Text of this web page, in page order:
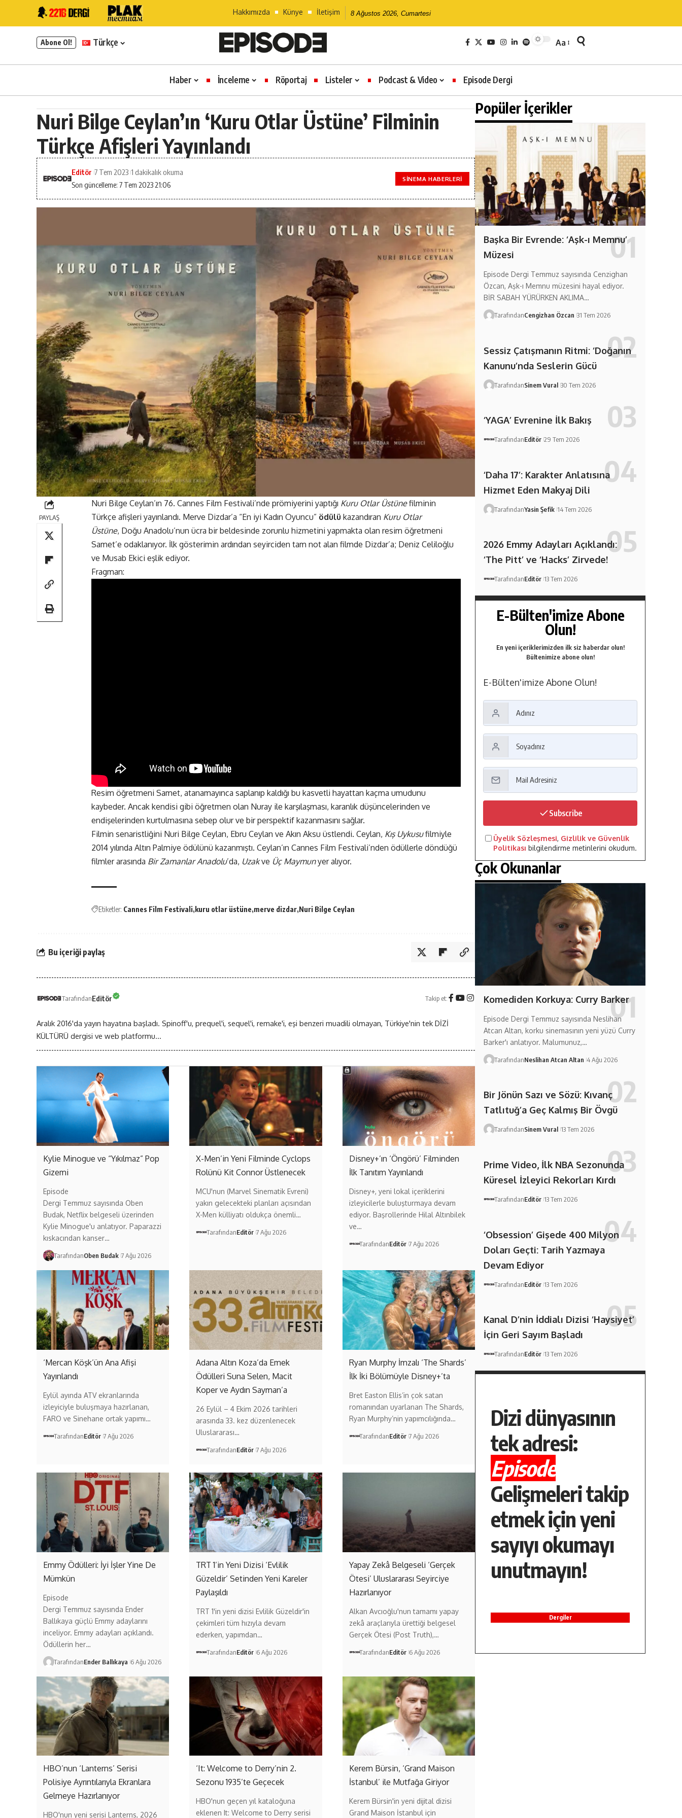
Hakkımızda Künye İletişim 8 Ağustos 2026, Cumartesi
Abone Ol! Türkçe Aa
Haber İnceleme Röportaj Listeler Podcast & Video Episode Dergi
Nuri Bilge Ceylan’ın ‘Kuru Otlar Üstüne’ Filminin
Türkçe Afişleri Yayınlandı
Son güncelleme: 7 Tem 2023 21:06
Editör 7 Tem 2023 1 dakikalık okuma
SINEMA HABERLERI
PAYLAŞ
Nuri Bilge Ceylan’ın 76. Cannes Film Festivali’nde prömiyerini yaptığı Kuru Otlar Üstünefilminin
Türkçe afişleri yayınlandı. Merve Dizdar’a “En iyi Kadın Oyuncu” ödülü kazandıran Kuru Otlar
Üstüne, Doğu Anadolu’nun ücra bir beldesinde zorunlu hizmetini yapmakta olan resim öğretmeni
Samet’e odaklanıyor. İlk gösterimin ardından seyirciden tam not alan filmde Dizdar’a; Deniz Celiloğlu
ve Musab Ekici eşlik ediyor.
Fragman:
Resim öğretmeni Samet, atanamayınca saplanıp kaldığı bu kasvetli hayattan kaçma umudunu
kaybeder. Ancak kendisi gibi öğretmen olan Nuray ile karşılaşması, karanlık düşüncelerinden ve
endişelerinden kurtulmasına sebep olur ve bir perspektif kazanmasını sağlar.
Filmin senaristliğini Nuri Bilge Ceylan, Ebru Ceylan ve Akın Aksu üstlendi. Ceylan, Kış Uykusufilmiyle
2014 yılında Altın Palmiye ödülünü kazanmıştı. Ceylan’ın Cannes Film Festivali’nden ödüllerle döndüğü
filmler arasında Bir Zamanlar Anadolu’da, Uzakve Üç Maymunyer alıyor.
Etiketler: Cannes Film Festivali kuru otlar üstüne merve dizdar Nuri Bilge Ceylan
Bu içeriği paylaş
TarafındanEditör Takip et:
Aralık 2016'da yayın hayatına başladı. Spinoff'u, prequel'i, sequel'i, remake'i, eşi benzeri muadili olmayan, Türkiye'nin tek DİZİ
KÜLTÜRÜ dergisi ve web platformu...
Kylie Minogue ve “Yıkılmaz” Pop
Gizemi
Episode
Dergi Temmuz sayısında Oben
Budak, Netflix belgeseli üzerinden
Kylie Minogue'u anlatıyor. Paparazzi
kıskacından kanser…
TarafındanOben Budak 7 Ağu 2026
X-Men’in Yeni Filminde Cyclops
Rolünü Kit Connor Üstlenecek
MCU'nun (Marvel Sinematik Evreni)
yakın gelecekteki planları açısından
X-Men külliyatı oldukça önemli…
TarafındanEditör 7 Ağu 2026
Disney+’ın ‘Öngörü’ Filminden
İlk Tanıtım Yayınlandı
Disney+, yeni lokal içeriklerini
izleyicilerle buluşturmaya devam
ediyor. Başrollerinde Hilal Altınbilek
ve…
TarafındanEditör 7 Ağu 2026
‘Mercan Köşk’ün Ana Afişi
Yayınlandı
Eylül ayında ATV ekranlarında
izleyiciyle buluşmaya hazırlanan,
FARO ve Sinehane ortak yapımı…
TarafındanEditör 7 Ağu 2026
Adana Altın Koza’da Emek
Ödülleri Suna Selen, Macit
Koper ve Aydın Sayman’a
26 Eylül – 4 Ekim 2026 tarihleri
arasında 33. kez düzenlenecek
Uluslararası…
TarafındanEditör 7 Ağu 2026
Ryan Murphy İmzalı ‘The Shards’
İlk İki Bölümüyle Disney+’ta
Bret Easton Ellis’in çok satan
romanından uyarlanan The Shards,
Ryan Murphy’nin yapımcılığında…
TarafındanEditör 7 Ağu 2026
Emmy Ödülleri: İyi İşler Yine De
Mümkün
Episode
Dergi Temmuz sayısında Ender
Ballıkaya güçlü Emmy adaylarını
inceliyor. Emmy adayları açıklandı.
Ödüllerin her…
TarafındanEnder Ballıkaya 6 Ağu 2026
TRT 1’in Yeni Dizisi ‘Evlilik
Güzeldir’ Setinden Yeni Kareler
Paylaşıldı
TRT 1'in yeni dizisi Evlilik Güzeldir'in
çekimleri tüm hızıyla devam
ederken, yapımdan…
TarafındanEditör 6 Ağu 2026
Yapay Zekâ Belgeseli ‘Gerçek
Ötesi’ Uluslararası Seyirciye
Hazırlanıyor
Alkan Avcıoğlu'nun tamamı yapay
zekâ araçlarıyla ürettiği belgesel
Gerçek Ötesi (Post Truth),…
TarafındanEditör 6 Ağu 2026
HBO’nun ‘Lanterns’ Serisi
Polisiye Ayrıntılarıyla Ekranlara
Gelmeye Hazırlanıyor
HBO'nun yeni serisi Lanterns, 2026
‘It: Welcome to Derry’nin 2.
Sezonu 1935’te Geçecek
HBO'nun geçen yıl kataloğuna
eklenen It: Welcome to Derry serisi
Kerem Bürsin, ‘Grand Maison
İstanbul’ ile Mutfağa Giriyor
Kerem Bürsin'in yeni dijital dizisi
Grand Maison İstanbul için
Popüler İçerikler
Başka Bir Evrende: ‘Aşk-ı Memnu’
Müzesi
Episode Dergi Temmuz sayısında Cenzighan
Özcan, Aşk-ı Memnu müzesini hayal ediyor.
BİR SABAH YÜRÜRKEN AKLIMA…
TarafındanCengizhan Özcan 31 Tem 2026
Sessiz Çatışmanın Ritmi: ‘Doğanın
Kanunu’nda Seslerin Gücü
TarafındanSinem Vural 30 Tem 2026
‘YAGA’ Evrenine İlk Bakış
TarafındanEditör 29 Tem 2026
‘Daha 17’: Karakter Anlatısına
Hizmet Eden Makyaj Dili
TarafındanYasin Şefik 14 Tem 2026
2026 Emmy Adayları Açıklandı:
‘The Pitt’ ve ‘Hacks’ Zirvede!
TarafındanEditör 13 Tem 2026
E-Bülten'imize Abone
Olun!
En yeni içeriklerimizden ilk siz haberdar olun!
Bültenimize abone olun!
E-Bülten'imize Abone Olun!
Subscribe
Üyelik Sözleşmesi, Gizlilik ve Güvenlik
Politikası bilgilendirme metinlerini okudum.
Çok Okunanlar
Komediden Korkuya: Curry Barker
Episode Dergi Temmuz sayısında Neslihan
Atcan Altan, korku sinemasının yeni yüzü Curry
Barker'ı anlatıyor. Malumunuz,…
TarafındanNeslihan Atcan Altan 4 Ağu 2026
Bir Jönün Sazı ve Sözü: Kıvanç
Tatlıtuğ’a Geç Kalmış Bir Övgü
TarafındanSinem Vural 13 Tem 2026
Prime Video, İlk NBA Sezonunda
Küresel İzleyici Rekorları Kırdı
TarafındanEditör 13 Tem 2026
‘Obsession’ Gişede 400 Milyon
Doları Geçti: Tarih Yazmaya
Devam Ediyor
TarafındanEditör 13 Tem 2026
Kanal D’nin İddialı Dizisi ‘Haysiyet’
İçin Geri Sayım Başladı
TarafındanEditör 13 Tem 2026
Dizi dünyasının
tek adresi:
Episode
Gelişmeleri takip
etmek için yeni
sayıyı okumayı
unutmayın!
Dergiler